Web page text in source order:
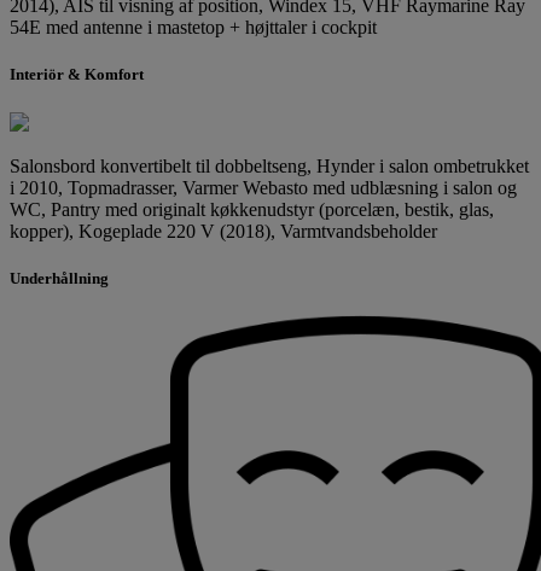
2014), AIS til visning af position, Windex 15, VHF Raymarine Ray
54E med antenne i mastetop + højttaler i cockpit
Interiör & Komfort
Salonsbord konvertibelt til dobbeltseng, Hynder i salon ombetrukket
i 2010, Topmadrasser, Varmer Webasto med udblæsning i salon og
WC, Pantry med originalt køkkenudstyr (porcelæn, bestik, glas,
kopper), Kogeplade 220 V (2018), Varmtvandsbeholder
Underhållning